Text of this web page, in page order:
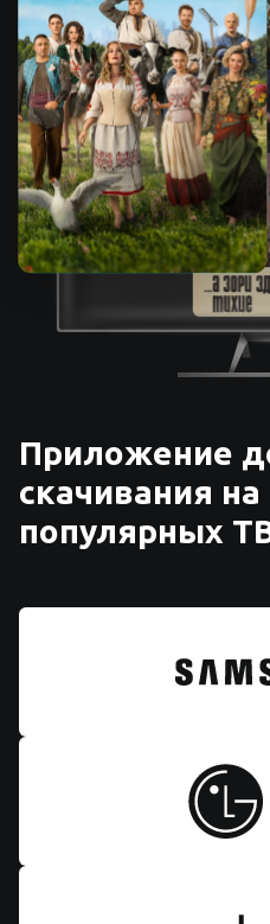
Приложение
скачивания на
популярных